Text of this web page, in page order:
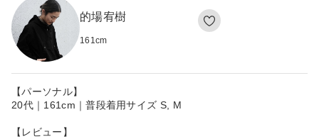
的場宥樹
161cm
【パーソナル】
20代｜161cm｜普段着用サイズ S, M
【レビュー】